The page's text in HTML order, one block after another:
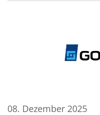
08. Dezember 2025